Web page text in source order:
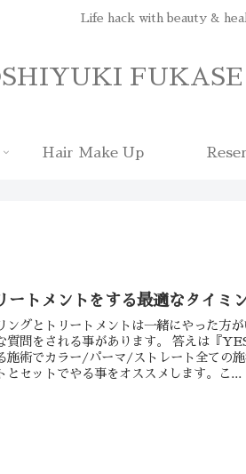
Life hack with beauty &
Hair Make Up
ートメントをする最適なタイミ
ングとトリートメントは一緒にやった方が
質問をされる事があります。 答えは『
施術でカラー/パーマ/ストレート全ての
とセットでやる事をオススメします。こ...